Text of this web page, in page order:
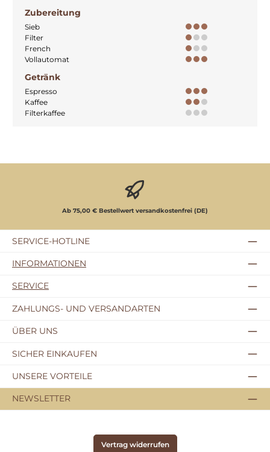
Zubereitung
Sieb
Filter
French
Vollautomat
Getränk
Espresso
Kaffee
Filterkaffee
Ab 75,00 € Bestellwert versandkostenfrei (DE)
SERVICE-HOTLINE
INFORMATIONEN
SERVICE
ZAHLUNGS- UND VERSANDARTEN
ÜBER UNS
SICHER EINKAUFEN
UNSERE VORTEILE
NEWSLETTER
Vertrag widerrufen